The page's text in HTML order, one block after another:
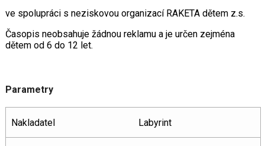
ve spolupráci s neziskovou organizací RAKETA dětem z.s.
Časopis neobsahuje žádnou reklamu a je určen zejména
dětem od 6 do 12 let.
Parametry
Nakladatel Labyrint